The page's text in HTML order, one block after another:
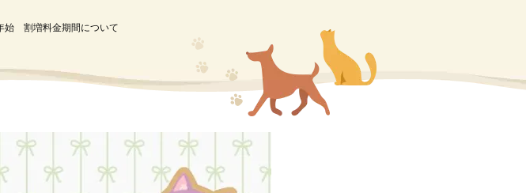
始 割増料金期間について